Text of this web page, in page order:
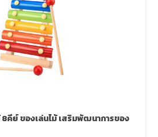
8คีย์ ของเล่นไม้ เสริมพัฒนาการของ